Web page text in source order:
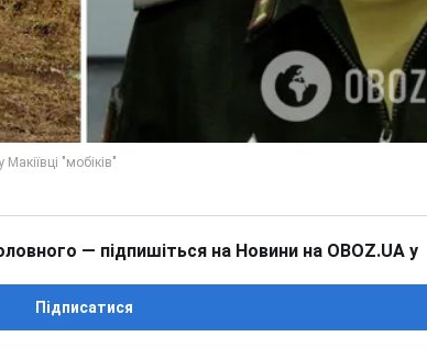
— підпишіться на Новини на OBOZ.UA у
Підписатися